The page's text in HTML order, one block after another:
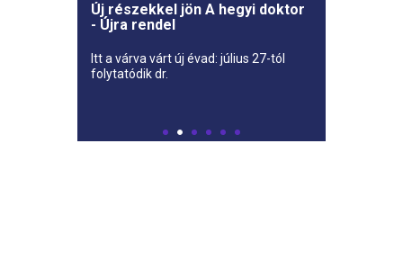
Új részekkel jön A hegyi doktor
- Újra rendel
Itt a várva várt új évad: július 27-tól
folytatódik dr.